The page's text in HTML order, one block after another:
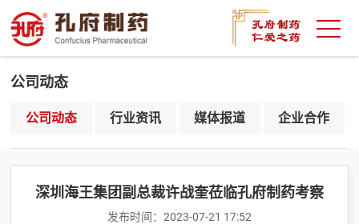
公司动态
公司动态 行业资讯 媒体报道 企业合作
深圳海王集团副总裁许战奎莅临孔府制药考察
发布时间： 2023-07-21 17:52